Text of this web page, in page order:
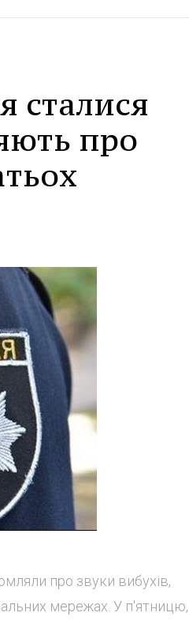
сталися
про
про звуки вибухів,
мережах. У п'ятницю,